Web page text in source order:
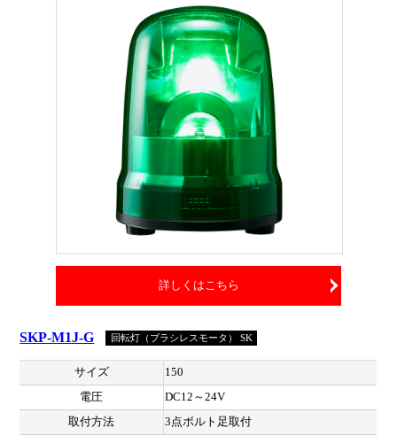
詳しくはこちら
SKP-M1J-G 回転灯（ブラシレスモータ） SK
サイズ
150
電圧
DC12～24V
取付方法
3点ボルト足取付